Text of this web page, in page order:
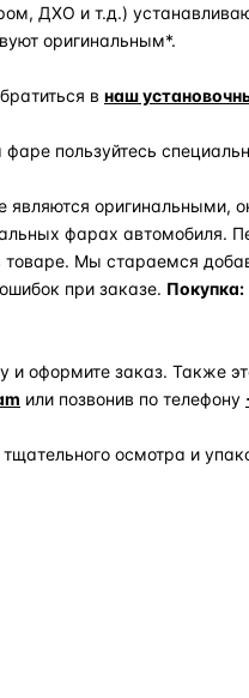
ДХО и т.д.)
оригинальным*.
в наш
пользуйтесь
оригинальными,
фарах автомобиля.
товаре. Мы стараемся
при заказе. Покупка:
и оформите заказ. Также
или позвонив по телефону
осмотра и